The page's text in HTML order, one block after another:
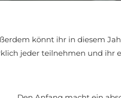
könnt ihr in diesem
jeder teilnehmen und ihr